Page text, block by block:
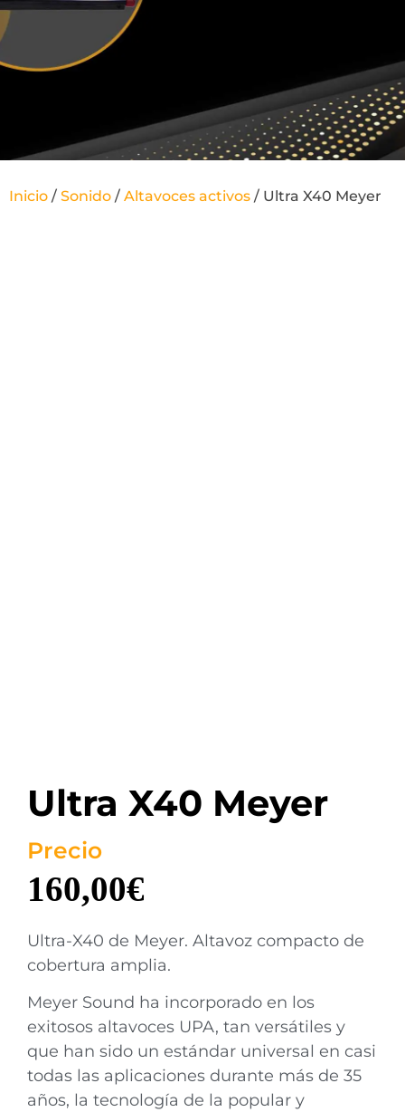
Inicio / Sonido / Altavoces activos / Ultra X40 Meyer
Ultra X40 Meyer
Precio
160,00€
Ultra-X40 de Meyer. Altavoz compacto de
cobertura amplia.
Meyer Sound ha incorporado en los
exitosos altavoces UPA, tan versátiles y
que han sido un estándar universal en casi
todas las aplicaciones durante más de 35
años, la tecnología de la popular y